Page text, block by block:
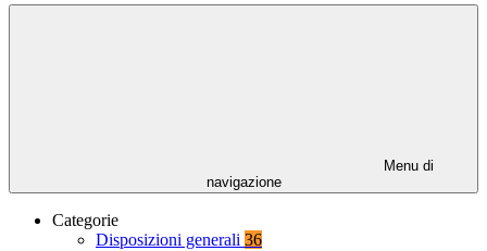
Menu di
navigazione
Categorie
Disposizioni generali 36